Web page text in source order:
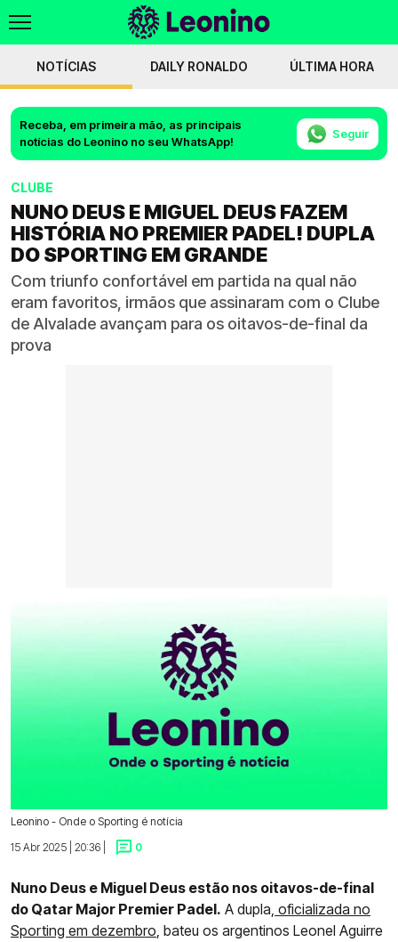
NOTÍCIAS DAILY RONALDO ÚLTIMA HORA
Receba, em primeira mão, as principais
notícias do Leonino no seu WhatsApp!
Seguir
CLUBE
NUNO DEUS E MIGUEL DEUS FAZEM
HISTÓRIA NO PREMIER PADEL! DUPLA
DO SPORTING EM GRANDE
Com triunfo confortável em partida na qual não
eram favoritos, irmãos que assinaram com o Clube
de Alvalade avançam para os oitavos-de-final da
prova
Leonino - Onde o Sporting é notícia
15 Abr 2025 | 20:36 |
0
Nuno Deus e Miguel Deus estão nos oitavos-de-final
do Qatar Major Premier Padel. A dupla, oficializada no
Sporting em dezembro, bateu os argentinos Leonel Aguirre